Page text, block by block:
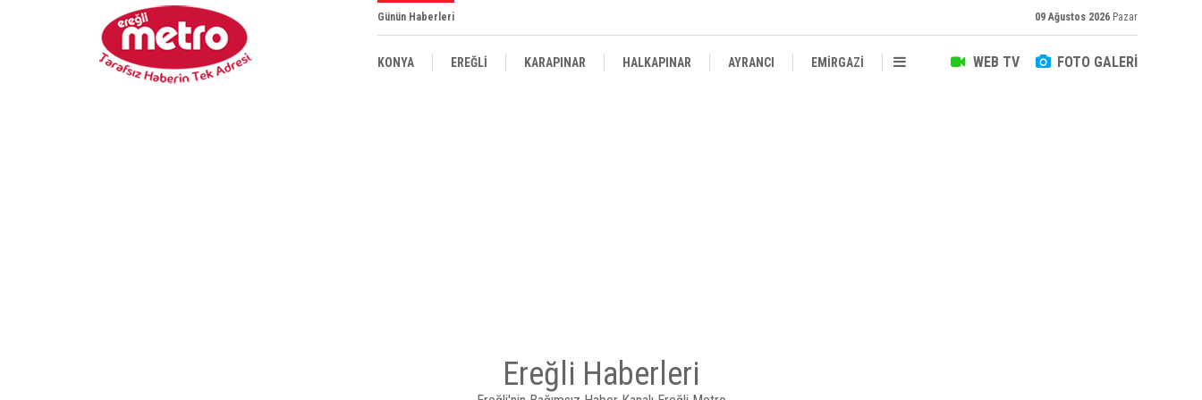
Günün Haberleri 09 Ağustos 2026 Pazar
WEB TV FOTO GALERİ
KONYA EREĞLİ KARAPINAR HALKAPINAR AYRANCI EMİRGAZİ
Ereğli Haberleri